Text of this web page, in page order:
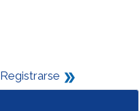
Registrarse